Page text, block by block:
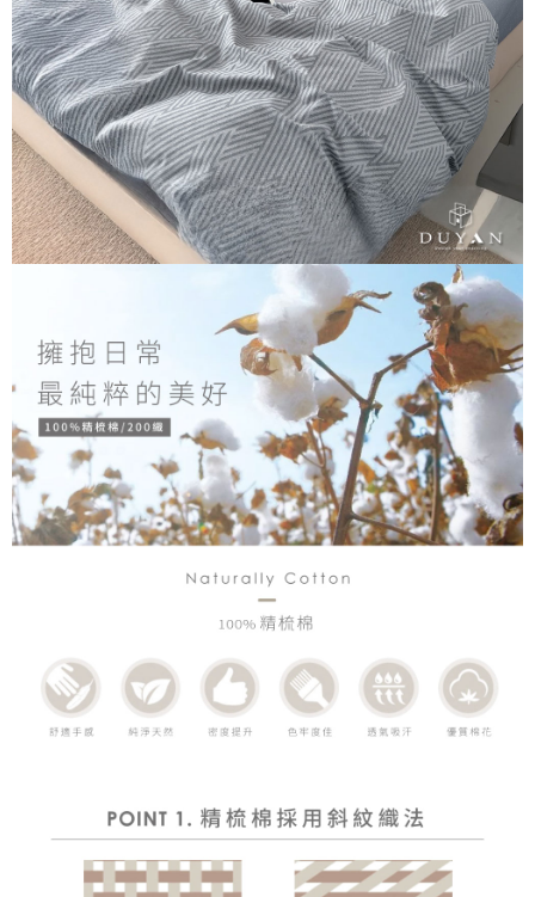
1.分期款項不併入電信帳單，「大哥付你分期」於每月結算日後寄送繳費提
醒簡訊。
2.透過簡訊連結打開帳單後，可選擇「超商條碼／台灣大直營門市／銀行轉
帳／街口支付／iPASS MONEY」等通路繳費。
【注意事項】
1.本服務係由「台灣大哥大股份有限公司」（以下簡稱本公司）所提供，讓
用戶於交易時，得透過本服務購買商品或服務，並由商店將買賣／分期付款
買賣價金債權讓與本公司後，依約使用本公司帳單繳交帳款。
2.基於同意付款使用「大哥付你分期」之契約關係目的，商店將以您的個人
資料（包含姓名、電話或地址）提供予台灣大哥大進項蒐集、處理及利用，
由本公司與您本人進行分期帳單所需資料之確認、核對及更正。
3.完整用戶服務條款，請詳閱以下連結：https://oppay.tw/userRule
【「AFTEE先享後付」結帳流程】
１．於結帳方式選擇「AFTEE先享後付」後，將跳轉至「AFTEE先享後付」
結帳頁面，進行簡訊認證並確認金額後，即可完成結帳。
２．訂單成立數日內，您將收到繳費通知簡訊。
３．收到繳費通知簡訊後14天內，點擊此簡訊中的連結，可透過四大超商／
ATM／網路銀行／等多元方式進行付款，方視為交易完成。
※ 請注意：結帳手續完成當下不需立刻繳費，但若您需要取消訂單，請聯絡
購買商品的店家。未經商家同意取消之訂單仍視為有效，需透過AFTEE先享
後付繳納相關費用。
※ 交易是否成功請以「AFTEE先享後付 」之結帳頁面顯示為準，若有關於
是否繳費成功／繳費後需取消欲退款等相關疑問，請聯繫「AFTEE先享後付
客戶支援中心」https://netprotections.freshdesk.com/support/home
１．透過由恩沛科技股份有限公司提供之「AFTEE先享後付」服務完成之交
易，需依本服務之必要範圍內提供個人資料，並將交易相關給付款項請求債
權轉讓予恩沛科技股份有限公司。
２．關於個人資料處理事宜，請瀏覽以下網址：
https://aftee.tw/terms/#terms3
３．未成年的使用者請事先徵得法定代理人或監護人之同意方可使用
「AFTEE先享後付」，若未經同意申辦者引起之損失，本公司不負相關責
任。
４．使用「AFTEE先享後付」時，將依據個別帳號之用戶狀況，依本公司即
時審查核予不同之上限額度；若仍有額度不足之情形，本公司將視審查結果
請求用戶進行身份認證。
恩沛科技股份有限公司將有權停止該用戶之使用額度並採取法律行動。
運送方式
全家取貨付款
每筆NT$60，滿NT$699(含以上)免運費
付款後全家取貨
每筆NT$60，滿NT$699(含以上)免運費
7-11取貨付款
每筆NT$60，滿NT$999(含以上)免運費
每筆NT$60，滿NT$999(含以上)免運費
新竹貨運
每筆NT$80，滿NT$999(含以上)免運費